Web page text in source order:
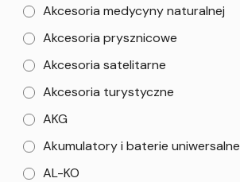
Akcesoria medycyny naturalnej
Akcesoria prysznicowe
Akcesoria satelitarne
Akcesoria turystyczne
AKG
Akumulatory i baterie uniwersalne
AL-KO